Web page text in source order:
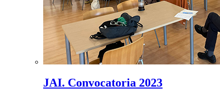
JAI. Convocatoria 2023